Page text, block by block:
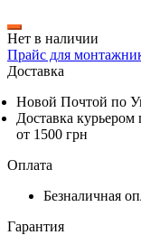
Нет в наличии
Прайс для
Доставка
Новой Почтой по
Доставка
от 1500 грн
Оплата
Безналичная
Гарантия